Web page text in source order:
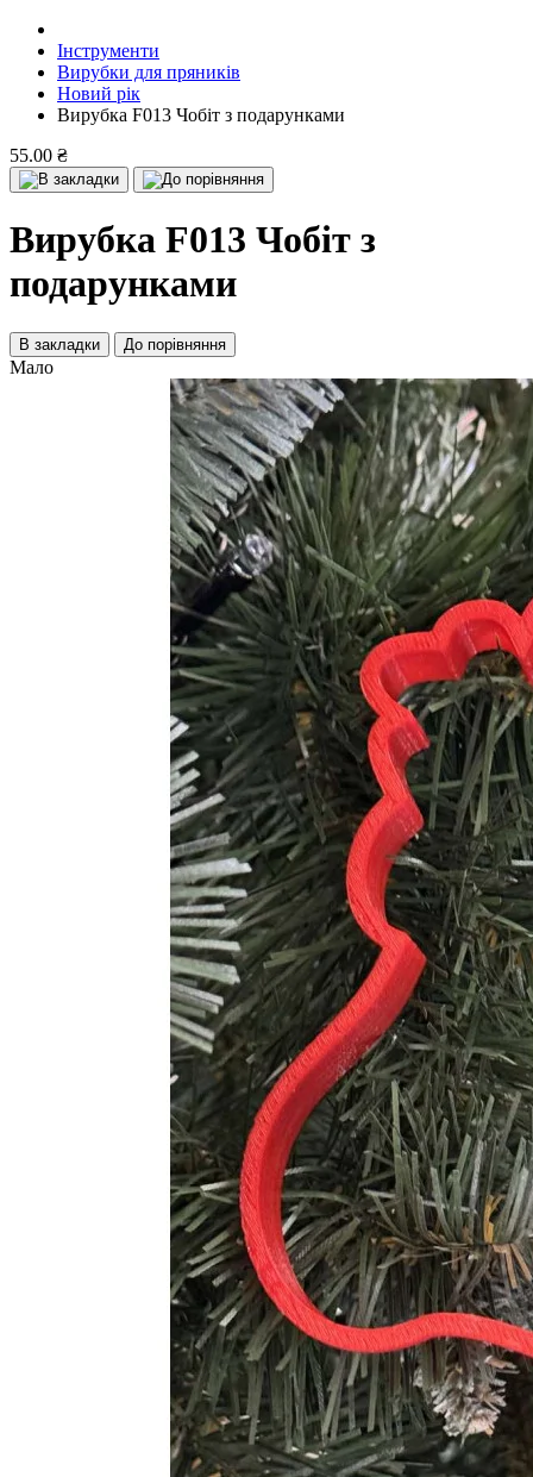
Інструменти
Вирубки для пряників
Новий рік
Вирубка F013 Чобіт з подарунками
55.00 ₴
Вирубка F013 Чобіт з
подарунками
В закладки До порівняння
Мало